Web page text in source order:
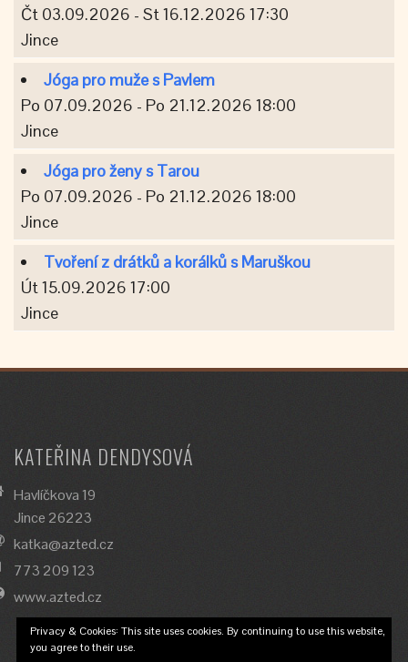
Čt 03.09.2026 - St 16.12.2026 17:30
Jince
Jóga pro muže s Pavlem
Po 07.09.2026 - Po 21.12.2026 18:00
Jince
Jóga pro ženy s Tarou
Po 07.09.2026 - Po 21.12.2026 18:00
Jince
Tvoření z drátků a korálků s Maruškou
Út 15.09.2026 17:00
Jince
KATEŘINA DENDYSOVÁ
Havlíčkova 19
Jince 26223
katka@azted.cz
773 209 123
www.azted.cz
Privacy & Cookies: This site uses cookies. By continuing to use this website,
you agree to their use.